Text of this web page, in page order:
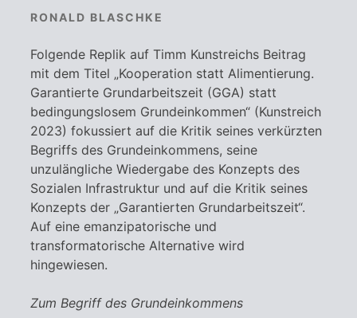
RONALD BLASCHKE
Folgende Replik auf Timm Kunstreichs Beitrag
mit dem Titel „Kooperation statt Alimentierung.
Garantierte Grundarbeitszeit (GGA) statt
bedingungslosem Grundeinkommen“ (Kunstreich
2023) fokussiert auf die Kritik seines verkürzten
Begriffs des Grundeinkommens, seine
unzulängliche Wiedergabe des Konzepts des
Sozialen Infrastruktur und auf die Kritik seines
Konzepts der „Garantierten Grundarbeitszeit“.
Auf eine emanzipatorische und
transformatorische Alternative wird
hingewiesen.
Zum Begriff des Grundeinkommens